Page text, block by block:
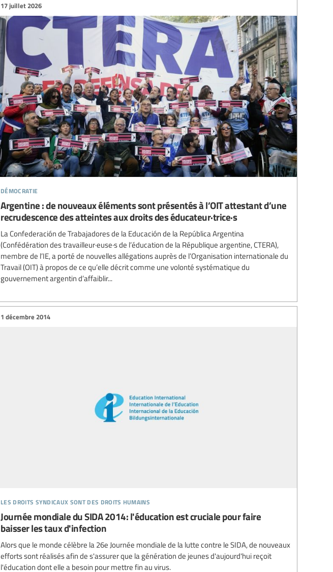
démocratie
17 juillet 2026
Argentine : de nouveaux éléments sont présentés à l’OIT attestant d’une
recrudescence des atteintes aux droits des éducateur·trice·s
La Confederación de Trabajadores de la Educación de la República Argentina
(Confédération des travailleur·euse·s de l’éducation de la République argentine, CTERA),
membre de l’IE, a porté de nouvelles allégations auprès de l’Organisation internationale du
Travail (OIT) à propos de ce qu’elle décrit comme une volonté systématique du
gouvernement argentin d’affaiblir...
les droits syndicaux sont des droits humains
1 décembre 2014
Journée mondiale du SIDA 2014: l'éducation est cruciale pour faire
baisser les taux d'infection
Alors que le monde célèbre la 26e Journée mondiale de la lutte contre le SIDA, de nouveaux
efforts sont réalisés afin de s'assurer que la génération de jeunes d'aujourd'hui reçoit
l'éducation dont elle a besoin pour mettre fin au virus.